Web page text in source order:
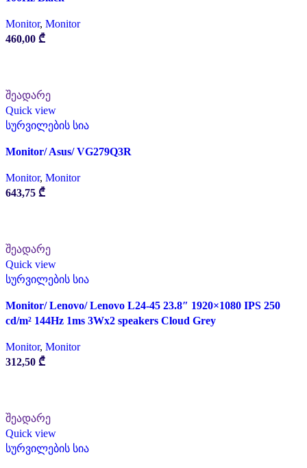
Monitor, Monitor
460,00 ₾
შეადარე
Quick view
სურვილების სია
Monitor/ Asus/ VG279Q3R
Monitor, Monitor
643,75 ₾
შეადარე
Quick view
სურვილების სია
Monitor/ Lenovo/ Lenovo L24-45 23.8″ 1920×1080 IPS 250
cd/m² 144Hz 1ms 3Wx2 speakers Cloud Grey
Monitor, Monitor
312,50 ₾
შეადარე
Quick view
სურვილების სია